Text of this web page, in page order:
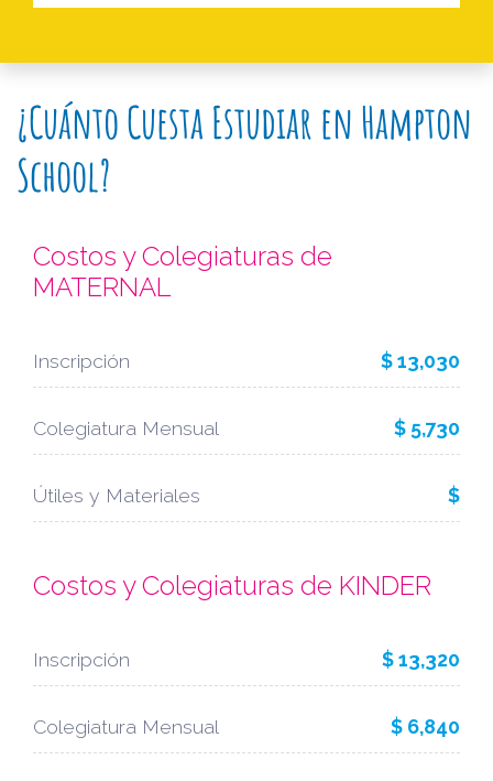
¿Cuánto Cuesta Estudiar en Hampton
School?
Costos y Colegiaturas de
MATERNAL
Inscripción $ 13,030
Colegiatura Mensual $ 5,730
Útiles y Materiales $
Costos y Colegiaturas de KINDER
Inscripción $ 13,320
Colegiatura Mensual $ 6,840